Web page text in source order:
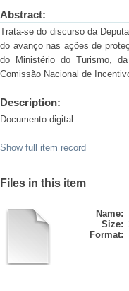
Abstract:
Trata-se do discurso da
do avanço nas ações de
do Ministério do Turismo,
Comissão Nacional de
Description:
Documento digital
Show full item record
Files in this item
Name:
Size:
Format: